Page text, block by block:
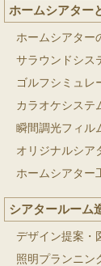
ホームシアター
ホームシアター
サラウンドシス
ゴルフシミュレ
カラオケシステ
瞬間調光フィル
オリジナルシア
ホームシアター
シアタールーム
デザイン提案・
照明プランニン